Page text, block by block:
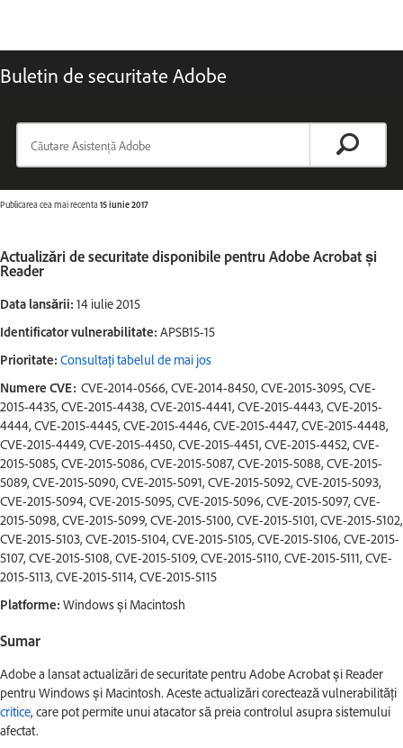
Buletin de securitate Adobe
Publicarea cea mai recenta15 iunie 2017
Actualizări de securitate disponibile pentru Adobe Acrobat și
Reader
Data lansării: 14 iulie 2015
Identificator vulnerabilitate: APSB15-15
Prioritate: Consultați tabelul de mai jos
Numere CVE: CVE-2014-0566, CVE-2014-8450, CVE-2015-3095, CVE-
2015-4435, CVE-2015-4438, CVE-2015-4441, CVE-2015-4443, CVE-2015-
4444, CVE-2015-4445, CVE-2015-4446, CVE-2015-4447, CVE-2015-4448,
CVE-2015-4449, CVE-2015-4450, CVE-2015-4451, CVE-2015-4452, CVE-
2015-5085, CVE-2015-5086, CVE-2015-5087, CVE-2015-5088, CVE-2015-
5089, CVE-2015-5090, CVE-2015-5091, CVE-2015-5092, CVE-2015-5093,
CVE-2015-5094, CVE-2015-5095, CVE-2015-5096, CVE-2015-5097, CVE-
2015-5098, CVE-2015-5099, CVE-2015-5100, CVE-2015-5101, CVE-2015-5102,
CVE-2015-5103, CVE-2015-5104, CVE-2015-5105, CVE-2015-5106, CVE-2015-
5107, CVE-2015-5108, CVE-2015-5109, CVE-2015-5110, CVE-2015-5111, CVE-
2015-5113, CVE-2015-5114, CVE-2015-5115
Platforme: Windows și Macintosh
Sumar
Adobe a lansat actualizări de securitate pentru Adobe Acrobat și Reader
pentru Windows și Macintosh. Aceste actualizări corectează vulnerabilități
critice, care pot permite unui atacator să preia controlul asupra sistemului
afectat.